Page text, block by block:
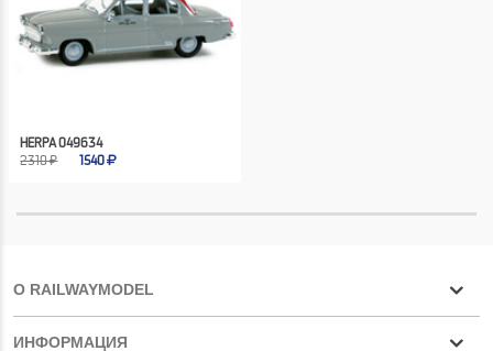
HERPA 049634
2310 ₽
1540
О RAILWAYMODEL
ИНФОРМАЦИЯ